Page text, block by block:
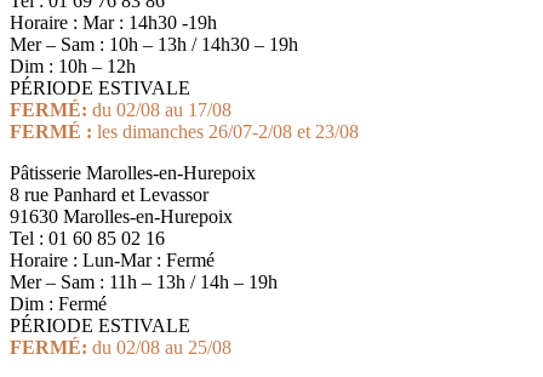
Horaire : Mar : 14h30 -19h
Mer – Sam : 10h – 13h / 14h30 – 19h
Dim : 10h – 12h
PÉRIODE ESTIVALE
FERMÉ: du 02/08 au 17/08
FERMÉ : les dimanches 26/07-2/08 et 23/08
Pâtisserie Marolles-en-Hurepoix
8 rue Panhard et Levassor
91630 Marolles-en-Hurepoix
Tel : 01 60 85 02 16
Horaire : Lun-Mar : Fermé
Mer – Sam : 11h – 13h / 14h – 19h
Dim : Fermé
PÉRIODE ESTIVALE
FERMÉ: du 02/08 au 25/08